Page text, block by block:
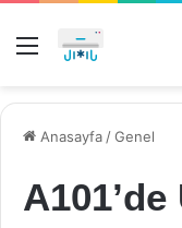
Menü
Anasayfa /Genel